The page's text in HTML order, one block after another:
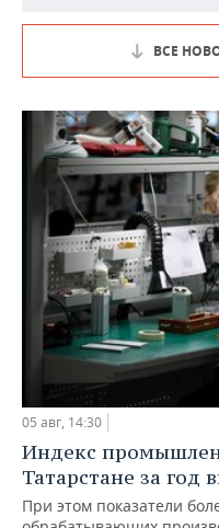
ВСЕ
05 авг, 14:30
Индекс
Татарстане за год
При этом показатели